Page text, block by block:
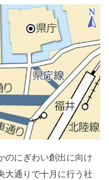
のにぎわい創出に向け
大通りで十月に行う社